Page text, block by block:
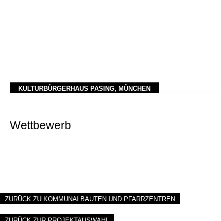
KULTURBÜRGERHAUS PASING, MÜNCHEN
Wettbewerb
ZURÜCK ZU KOMMUNALBAUTEN UND PFARRZENTREN